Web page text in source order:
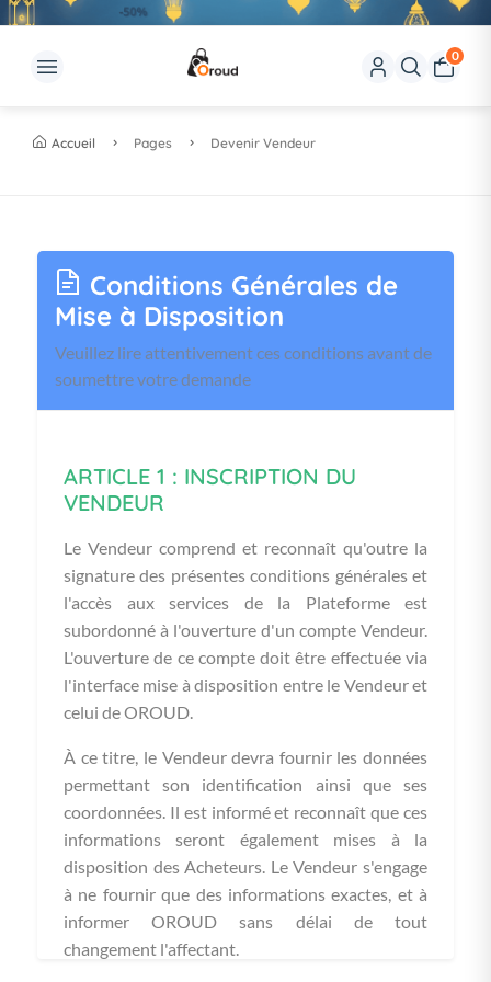
0
Accueil Pages Devenir Vendeur
Conditions Générales de
Mise à Disposition
Veuillez lire attentivement ces conditions avant de
soumettre votre demande
ARTICLE 1 : INSCRIPTION DU
VENDEUR
Le Vendeur comprend et reconnaît qu'outre la
signature des présentes conditions générales et
l'accès aux services de la Plateforme est
subordonné à l'ouverture d'un compte Vendeur.
L'ouverture de ce compte doit être effectuée via
l'interface mise à disposition entre le Vendeur et
celui de OROUD.
À ce titre, le Vendeur devra fournir les données
permettant son identification ainsi que ses
coordonnées. Il est informé et reconnaît que ces
informations seront également mises à la
disposition des Acheteurs. Le Vendeur s'engage
à ne fournir que des informations exactes, et à
informer OROUD sans délai de tout
changement l'affectant.